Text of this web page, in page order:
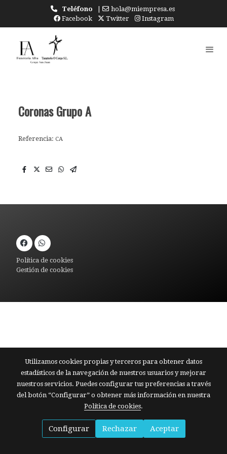
Teléfono
hola@miempresa.es
Facebook
Twitter Instagram
Coronas Grupo A
Referencia: CA
Política de cookies
Gestión de cookies
Utilizamos cookies propias y terceros para obtener datos
estadísticos de la navegación de nuestros usuarios y mejorar
nuestros servicios. Puedes configurar tus preferencias a través
del botón “Configurar” o obtener más información en nuestra
Política de cookies.
Configurar Rechazar Aceptar